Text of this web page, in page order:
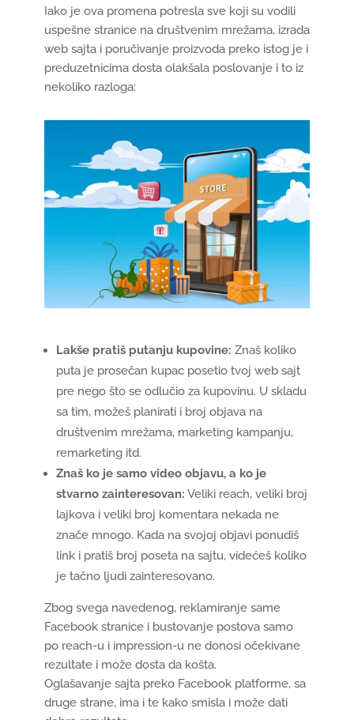
Iako je ova promena potresla sve koji su vodili
uspešne stranice na društvenim mrežama, izrada
web sajta i poručivanje proizvoda preko istog je i
preduzetnicima dosta olakšala poslovanje i to iz
nekoliko razloga:
Lakše pratiš putanju kupovine: Znaš koliko
puta je prosečan kupac posetio tvoj web sajt
pre nego što se odlučio za kupovinu. U skladu
sa tim, možeš planirati i broj objava na
društvenim mrežama, marketing kampanju,
remarketing itd.
Znaš ko je samo video objavu, a ko je
stvarno zainteresovan: Veliki reach, veliki broj
lajkova i veliki broj komentara nekada ne
znače mnogo. Kada na svojoj objavi ponudiš
link i pratiš broj poseta na sajtu, videćeš koliko
je tačno ljudi zainteresovano.
Zbog svega navedenog, reklamiranje same
Facebook stranice i bustovanje postova samo
po reach-u i impression-u ne donosi očekivane
rezultate i može dosta da košta.
Oglašavanje sajta preko Facebook platforme, sa
druge strane, ima i te kako smisla i može dati